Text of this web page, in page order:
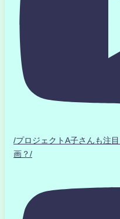
/プロジェクトA子さんも
画？/